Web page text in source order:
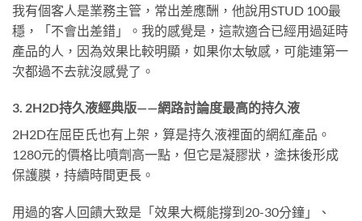
我有個客人是業務主管，常出差應酬，他說用STUD 100最
穩，「不會出差錯」。我的感覺是，這款適合已經用過延時
產品的人，因為效果比較明顯，如果你太敏感，可能連第一
次都過不去就沒感覺了。
3. 2H2D持久液經典版——網路討論度最高的持久液
2H2D在屈臣氏也有上架，算是持久液裡面的網紅產品。
1280元的價格比噴劑高一點，但它是凝膠狀，塗抹後形成
保護膜，持續時間更長。
用過的客人回饋大致是「效果大概能撐到20-30分鐘」、